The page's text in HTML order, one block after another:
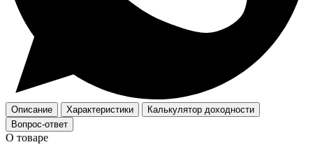
Описание Характеристики
Калькулятор доходности
Вопрос-ответ
О товаре